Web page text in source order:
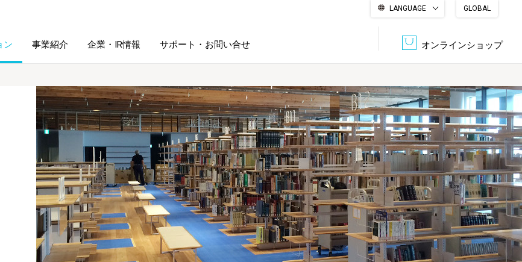
LANGUAGE
GLOBAL
オンラインショップ
シュレッダ・
ラミネータ
収納・整理用品 ファニチャー
ファイル・
ホルダー用品
筆記具 パソコン周辺機器
デジタルカメラ関連 ボード用品 事務用品
デジタル文具
キャラクター・
シリーズ商品
学童用品
ン
図書館ソリューション 文書管理・機密抹消
学校ソリューション DPS（データ・プリント・サービス）
総務＋クリエイティブ サステナブルな紙器製品「asue（あすえ）」
事業紹介 企業・IR情報
経営方針 会社概要
認証一覧
採用情報
サポート・お問い合せ